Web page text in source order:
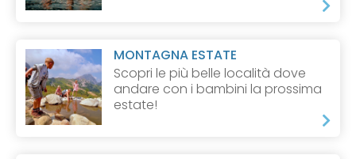
MONTAGNA ESTATE
Scopri le più belle località dove
andare con i bambini la prossima
estate!